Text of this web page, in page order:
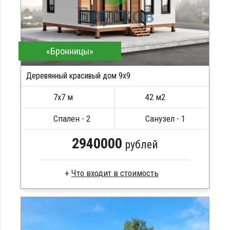
«Бронницы»
Деревянный красивый дом 9х9
7х7 м 42 м2
Спален - 2 Санузел - 1
2940000 рублей
Стропила, балки 50х200 мм
ПОДРОБНЕЕ